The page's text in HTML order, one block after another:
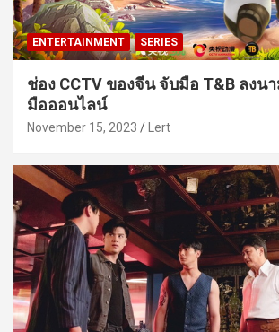
ENTERTAINMENT SERIES
ช่อง CCTV ของจีน จับมือ T&B ลงน
มือออนไลน์
November 15, 2023 Lert